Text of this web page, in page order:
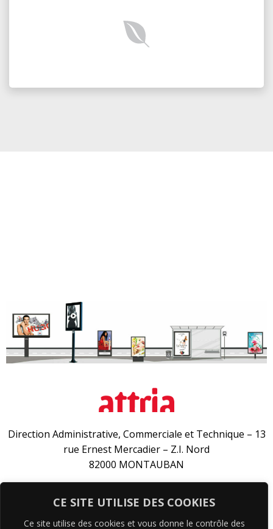
CE SITE UTILISE DES COOKIES
Ce site utilise des cookies et vous donne le contrôle des
Direction Administrative, Commerciale et Technique – 13
rue Ernest Mercadier – Z.I. Nord
82000 MONTAUBAN
31240 L’UNION